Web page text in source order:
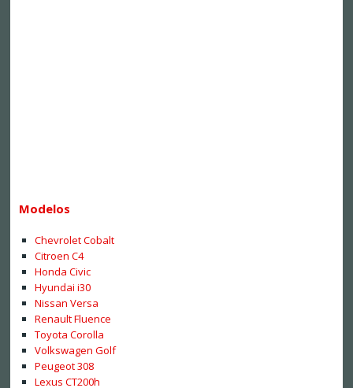
Modelos
Chevrolet Cobalt
Citroen C4
Honda Civic
Hyundai i30
Nissan Versa
Renault Fluence
Toyota Corolla
Volkswagen Golf
Peugeot 308
Lexus CT200h